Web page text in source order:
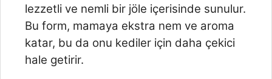
lezzetli ve nemli bir jöle içerisinde sunulur.
Bu form, mamaya ekstra nem ve aroma
katar, bu da onu kediler için daha çekici
hale getirir.